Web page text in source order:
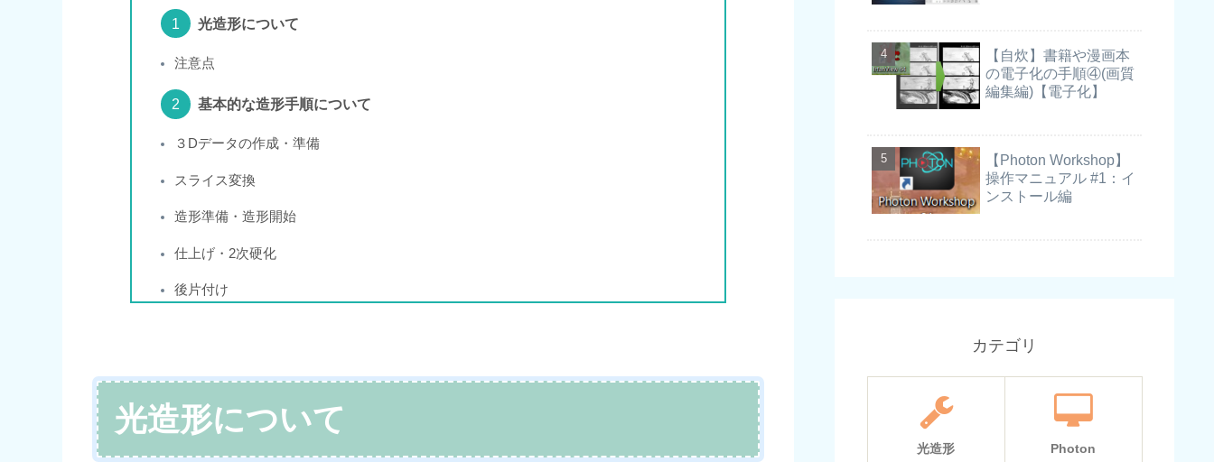
光造形について
注意点
基本的な造形手順について
３Dデータの作成・準備
スライス変換
造形準備・造形開始
仕上げ・2次硬化
後片付け
光造形について
【自炊】書籍や漫画本
の電子化の手順④(画質
編集編)【電子化】
【Photon Workshop】
操作マニュアル #1：イ
ンストール編
カテゴリ
光造形
Photon